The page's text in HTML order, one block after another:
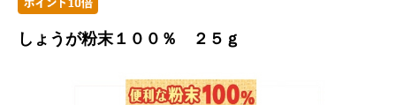
しょうが粉末１００％ ２５ｇ